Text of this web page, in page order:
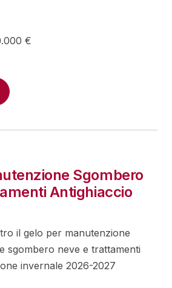
€
Sgombero
Antighiaccio
il gelo per manutenzione
sgombero neve e trattamenti
invernale 2026-2027